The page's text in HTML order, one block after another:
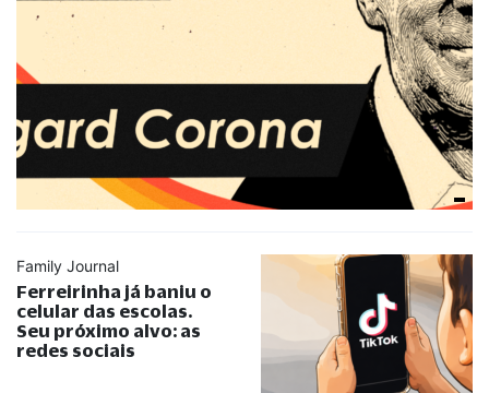
Family Journal
Ferreirinha já baniu o
celular das escolas.
Seu próximo alvo: as
redes sociais